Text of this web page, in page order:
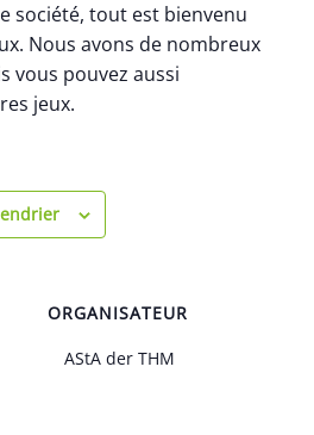
société, tout est bienvenu
Nous avons de nombreux
vous pouvez aussi
jeux.
ORGANISATEUR
AStA der THM